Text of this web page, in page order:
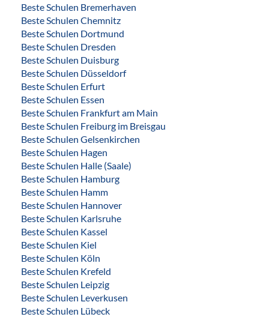
Beste Schulen Bremerhaven
Beste Schulen Chemnitz
Beste Schulen Dortmund
Beste Schulen Dresden
Beste Schulen Duisburg
Beste Schulen Düsseldorf
Beste Schulen Erfurt
Beste Schulen Essen
Beste Schulen Frankfurt am Main
Beste Schulen Freiburg im Breisgau
Beste Schulen Gelsenkirchen
Beste Schulen Hagen
Beste Schulen Halle (Saale)
Beste Schulen Hamburg
Beste Schulen Hamm
Beste Schulen Hannover
Beste Schulen Karlsruhe
Beste Schulen Kassel
Beste Schulen Kiel
Beste Schulen Köln
Beste Schulen Krefeld
Beste Schulen Leipzig
Beste Schulen Leverkusen
Beste Schulen Lübeck